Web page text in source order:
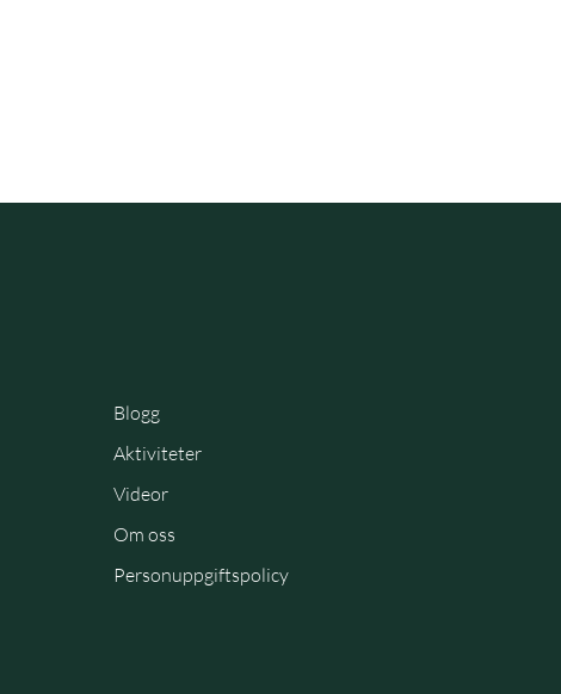
Blogg
Aktiviteter
Videor
Om oss
Personuppgiftspolicy